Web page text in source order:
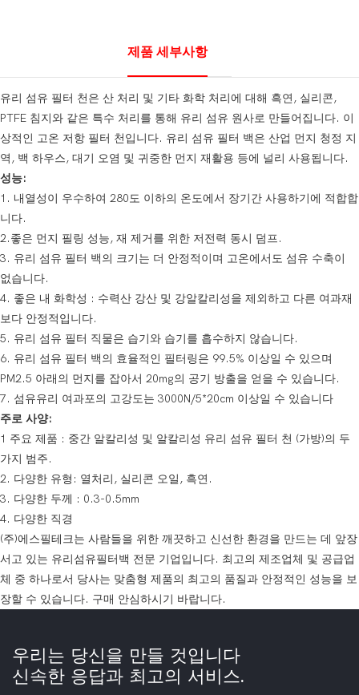
제품 세부사항
유리 섬유 필터 천은 산 처리 및 기타 화학 처리에 대해 흑연, 실리콘,
PTFE 침지와 같은 특수 처리를 통해 유리 섬유 원사로 만들어집니다. 이
상적인 고온 저항 필터 천입니다. 유리 섬유 필터 백은 산업 먼지 청정 지
역, 백 하우스, 대기 오염 및 귀중한 먼지 재활용 등에 널리 사용됩니다.
성능:
1. 내열성이 우수하여 280도 이하의 온도에서 장기간 사용하기에 적합합
니다.
2.좋은 먼지 필링 성능, 재 제거를 위한 저전력 동시 덤프.
3. 유리 섬유 필터 백의 크기는 더 안정적이며 고온에서도 섬유 수축이
없습니다.
4. 좋은 내 화학성 : 수력산 강산 및 강알칼리성을 제외하고 다른 여과재
보다 안정적입니다.
5. 유리 섬유 필터 직물은 습기와 습기를 흡수하지 않습니다.
6. 유리 섬유 필터 백의 효율적인 필터링은 99.5% 이상일 수 있으며
PM2.5 아래의 먼지를 잡아서 20mg의 공기 방출을 얻을 수 있습니다.
7. 섬유유리 여과포의 고강도는 3000N/5*20cm 이상일 수 있습니다
주로 사양:
1 주요 제품 : 중간 알칼리성 및 알칼리성 유리 섬유 필터 천 (가방)의 두
가지 범주.
2. 다양한 유형: 열처리, 실리콘 오일, 흑연.
3. 다양한 두께 : 0.3-0.5mm
4. 다양한 직경
(주)에스필테크는 사람들을 위한 깨끗하고 신선한 환경을 만드는 데 앞장
서고 있는 유리섬유필터백 전문 기업입니다. 최고의 제조업체 및 공급업
체 중 하나로서 당사는 맞춤형 제품의 최고의 품질과 안정적인 성능을 보
장할 수 있습니다. 구매 안심하시기 바랍니다.
우리는 당신을 만들 것입니다
신속한 응답과 최고의 서비스.